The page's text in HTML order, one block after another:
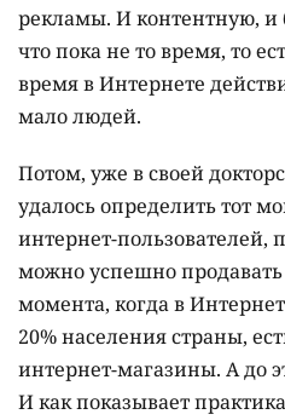
рекламы. И контентную,
что пока не то время, то
время в Интернете
мало людей.
Потом, уже в своей
удалось определить тот
интернет-пользователей,
можно успешно продавать
момента, когда в
20% населения страны,
интернет-магазины. А до
И как показывает